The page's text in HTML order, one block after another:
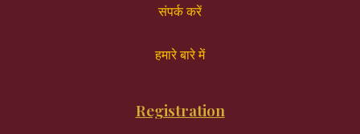
संपर्क करें
हमारे बारे में
Registration